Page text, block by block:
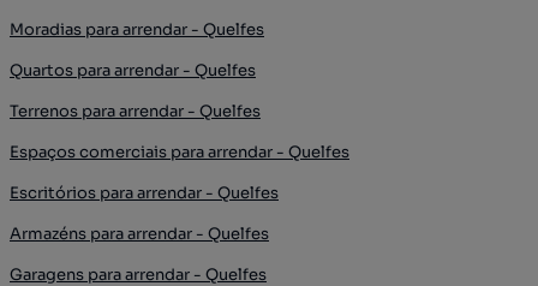
Moradias para arrendar - Quelfes
Quartos para arrendar - Quelfes
Terrenos para arrendar - Quelfes
Espaços comerciais para arrendar - Quelfes
Escritórios para arrendar - Quelfes
Armazéns para arrendar - Quelfes
Garagens para arrendar - Quelfes